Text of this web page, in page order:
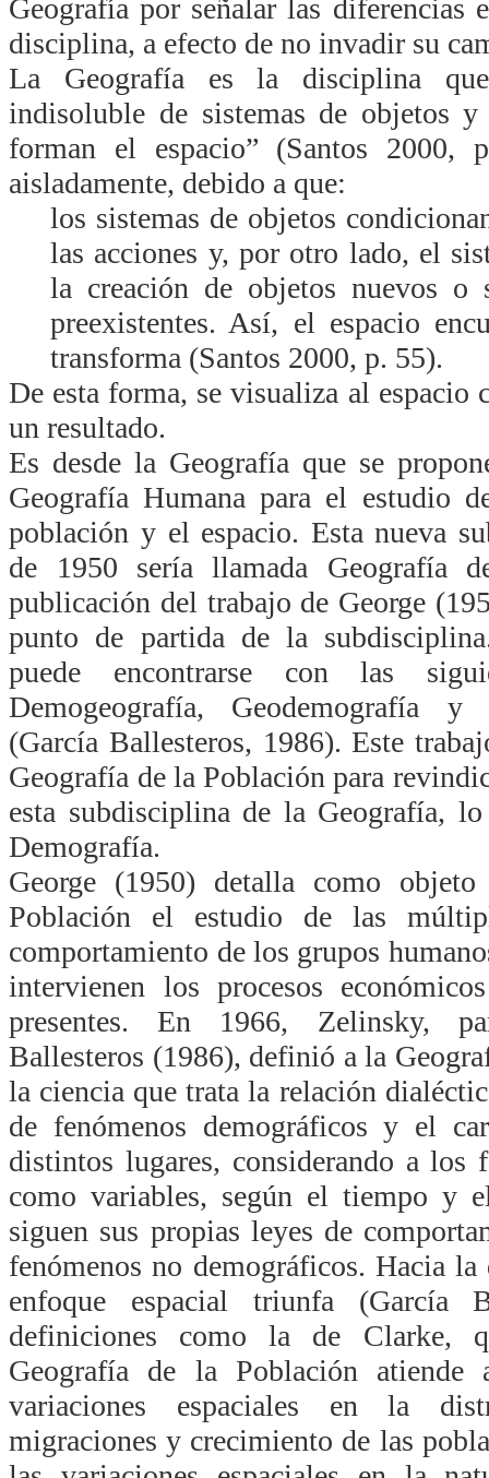
Geografía por señalar las diferencias
disciplina, a efecto de no invadir su
La Geografía es la disciplina
indisoluble de sistemas de objetos
forman el espacio” (Santos 2000,
aisladamente, debido a que:
los sistemas de objetos
las acciones y, por otro lado, el
la creación de objetos nuevos o
preexistentes. Así, el espacio
transforma (Santos 2000, p. 55).
De esta forma, se visualiza al espacio
un resultado.
Es desde la Geografía que se
Geografía Humana para el estudio
población y el espacio. Esta nueva
de 1950 sería llamada Geografía
publicación del trabajo de George
punto de partida de la
puede encontrarse con las
Demogeografía, Geodemografía y
(García Ballesteros, 1986). Este
Geografía de la Población para
esta subdisciplina de la Geografía,
Demografía.
George (1950) detalla como
Población el estudio de las
comportamiento de los grupos
intervienen los procesos
presentes. En 1966, Zelinsky,
Ballesteros (1986), definió a la
la ciencia que trata la relación
de fenómenos demográficos y el
distintos lugares, considerando a los
como variables, según el tiempo y
siguen sus propias leyes de
fenómenos no demográficos. Hacia la
enfoque espacial triunfa (García
definiciones como la de Clarke,
Geografía de la Población atiende
variaciones espaciales en la
migraciones y crecimiento de las